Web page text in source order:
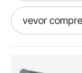
vevor